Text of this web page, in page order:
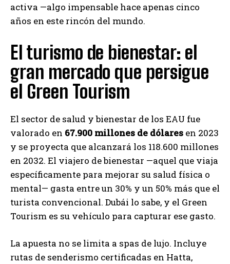
activa —algo impensable hace apenas cinco
años en este rincón del mundo.
El turismo de bienestar: el
gran mercado que persigue
el Green Tourism
El sector de salud y bienestar de los EAU fue
valorado en 67.900 millones de dólares en 2023
y se proyecta que alcanzará los 118.600 millones
en 2032. El viajero de bienestar —aquel que viaja
específicamente para mejorar su salud física o
mental— gasta entre un 30% y un 50% más que el
turista convencional. Dubái lo sabe, y el Green
Tourism es su vehículo para capturar ese gasto.
La apuesta no se limita a spas de lujo. Incluye
rutas de senderismo certificadas en Hatta,